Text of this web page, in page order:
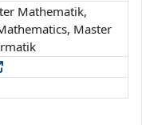
Mathematik,
Master